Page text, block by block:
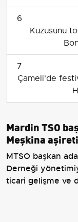
6
Kuzusunu
7
Çameli'de
Mardin TSO
Meşkina
MTSO başkan
Derneği
ticari gelişme ve